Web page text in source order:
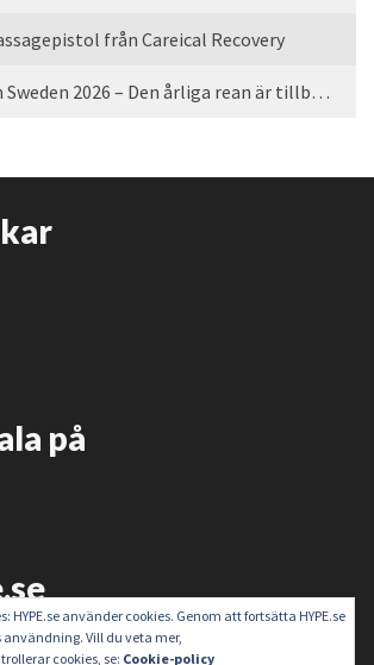
från Careical Recovery
Games Made in Sweden 2026 – Den årliga rean är tillbaka
på
HYPE.se använder cookies. Genom att fortsätta HYPE.se
Vill du veta mer,
cookies, se: Cookie-policy